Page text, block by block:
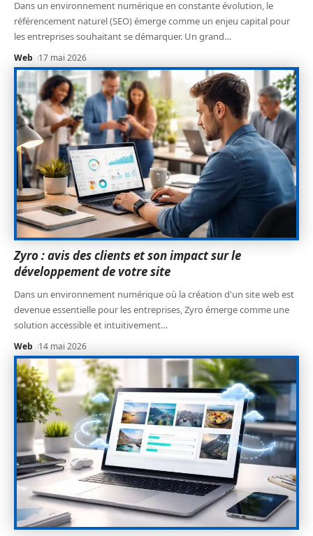
Dans un environnement numérique en constante évolution, le
référencement naturel (SEO) émerge comme un enjeu capital pour
les entreprises souhaitant se démarquer. Un grand…
Web 17 mai 2026
Zyro : avis des clients et son impact sur le
développement de votre site
Dans un environnement numérique où la création d'un site web est
devenue essentielle pour les entreprises, Zyro émerge comme une
solution accessible et intuitivement…
Web 14 mai 2026